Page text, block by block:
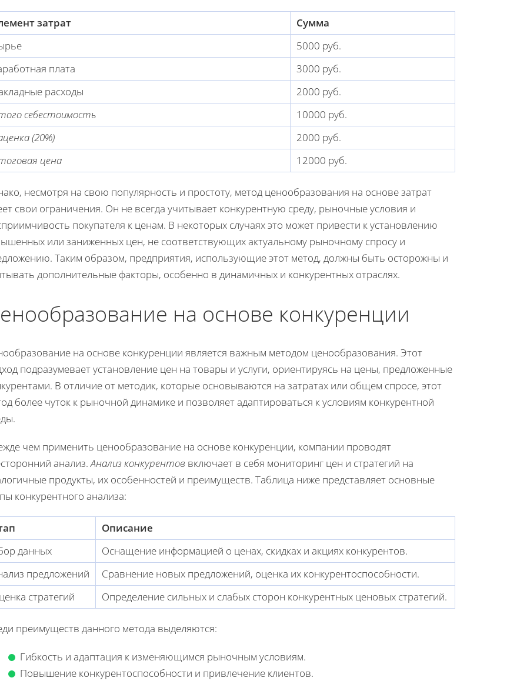
затрат
Сумма
5000 руб.
плата
3000 руб.
расходы
2000 руб.
себестоимость
10000 руб.
(20%)
2000 руб.
цена
12000 руб.
несмотря на свою популярность и простоту, метод ценообразования на основе затрат
свои ограничения. Он не всегда учитывает конкурентную среду, рыночные условия и
покупателя к ценам. В некоторых случаях это может привести к установлению
или заниженных цен, не соответствующих актуальному рыночному спросу и
Таким образом, предприятия, использующие этот метод, должны быть осторожны и
дополнительные факторы, особенно в динамичных и конкурентных отраслях.
на основе конкуренции
на основе конкуренции является важным методом ценообразования. Этот
подразумевает установление цен на товары и услуги, ориентируясь на цены, предложенные
В отличие от методик, которые основываются на затратах или общем спросе, этот
более чуток к рыночной динамике и позволяет адаптироваться к условиям конкурентной
чем применить ценообразование на основе конкуренции, компании проводят
анализ.Анализ конкурентов включает в себя мониторинг цен и стратегий на
продукты, их особенностей и преимуществ. Таблица ниже представляет основные
конкурентного анализа:
Описание
данных
Оснащение информацией о ценах, скидках и акциях конкурентов.
предложений
Сравнение новых предложений, оценка их конкурентоспособности.
стратегий
Определение сильных и слабых сторон конкурентных ценовых стратегий.
преимуществ данного метода выделяются:
Гибкость и адаптация к изменяющимся рыночным условиям.
Повышение конкурентоспособности и привлечение клиентов.